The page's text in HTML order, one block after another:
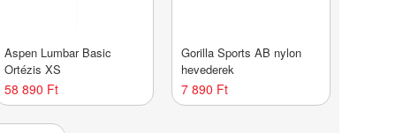
Aspen Lumbar Basic
Ortézis XS
58 890 Ft
Gorilla Sports AB nylon
hevederek
7 890 Ft